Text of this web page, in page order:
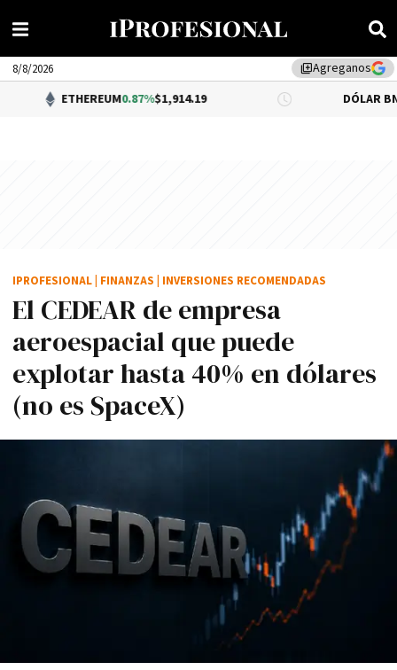
library_addAgreganos
8/8/2026
0.87%$1,914.19 DÓLAR BNA 0.34%
El CEDEAR de empresa
aeroespacial que puede
explotar hasta 40% en dólares
(no es SpaceX)
IPROFESIONAL FINANZAS INVERSIONES RECOMENDADAS